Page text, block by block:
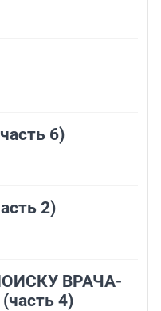
6)
2)
ВРАЧА-
4)